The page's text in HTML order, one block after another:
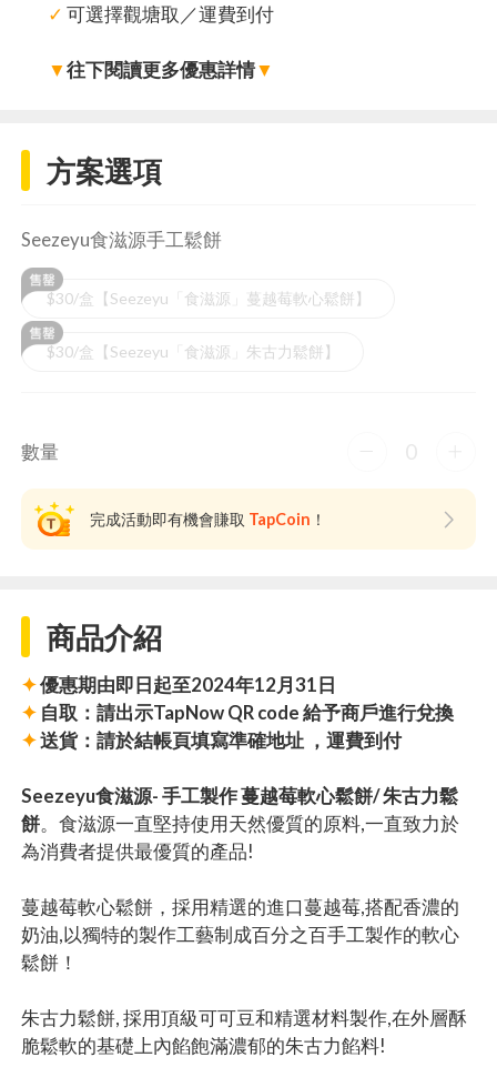
✓ 可選擇觀塘取／運費到付
▼往下閱讀更多優惠詳情▼
方案選項
Seezeyu食滋源手工鬆餅
$30/盒【Seezeyu「食滋源」蔓越莓軟心鬆餅】
$30/盒【Seezeyu「食滋源」朱古力鬆餅】
數量 0
完成活動即有機會賺取 TapCoin ！
商品介紹
✦優惠期由即日起至2024年12月31日
✦ 自取：請出示TapNow QR code 給予商戶進行兌換
✦送貨：請於結帳頁填寫準確地址 ，運費到付
Seezeyu食滋源- 手工製作 蔓越莓軟心鬆餅/ 朱古力鬆
餅。食滋源一直堅持使用天然優質的原料,一直致力於
為消費者提供最優質的產品!
蔓越莓軟心鬆餅，採用精選的進口蔓越莓,搭配香濃的
奶油,以獨特的製作工藝制成百分之百手工製作的軟心
鬆餅！
朱古力鬆餅, 採用頂級可可豆和精選材料製作,在外層酥
脆鬆軟的基礎上內餡飽滿濃郁的朱古力餡料!